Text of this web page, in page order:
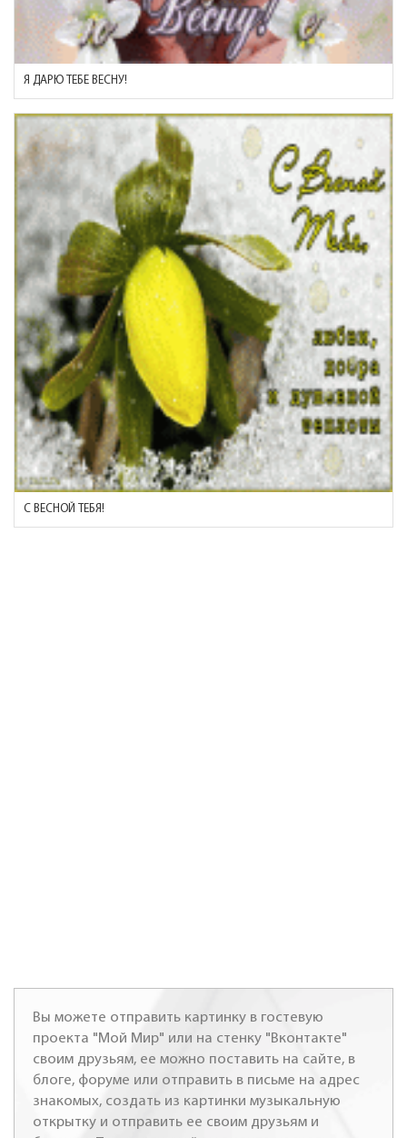
Я ДАРЮ ТЕБЕ ВЕСНУ!
С ВЕСНОЙ ТЕБЯ!
Вы можете отправить картинку в гостевую
проекта "Мой Мир" или на стенку "Вконтакте"
своим друзьям, ее можно поставить на сайте, в
блоге, форуме или отправить в письме на адрес
знакомых, создать из картинки музыкальную
открытку и отправить ее своим друзьям и